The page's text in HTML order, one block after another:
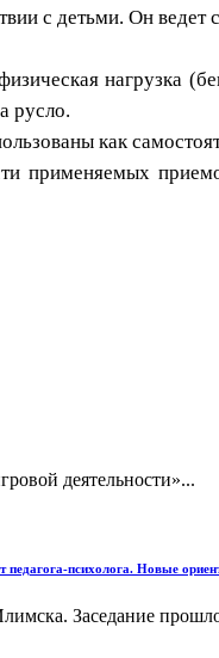
с детьми. Он
нагрузка
русло.
как
применяемых
деятельности»...
психолога. Новые
Заседание